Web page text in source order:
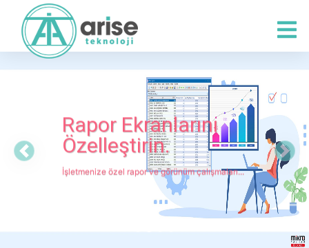
Rapor Ekranlarını
Özelleştirin.
İşletmenize özel rapor ve görünüm çalışmaları...
Previous Next